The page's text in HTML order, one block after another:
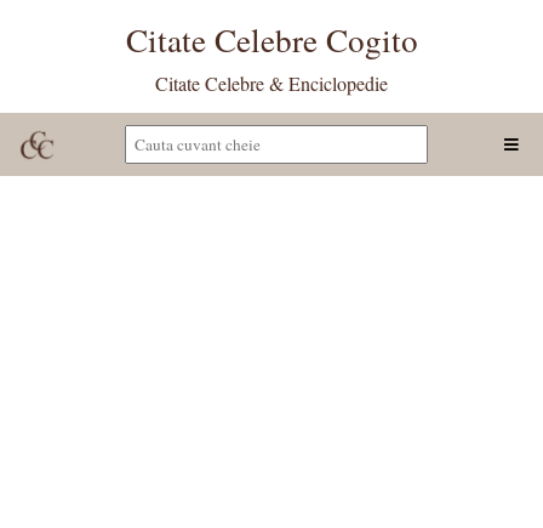
Citate Celebre Cogito
Citate Celebre & Enciclopedie